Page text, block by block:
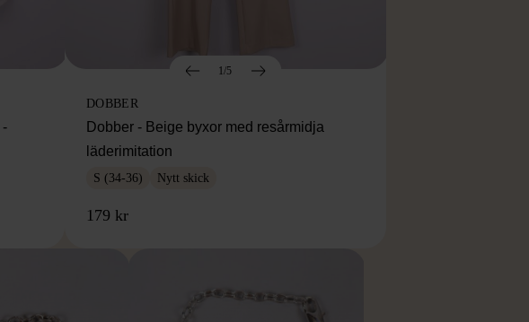
1/5
DOBBER
Dobber - Beige byxor med resårmidja
läderimitation
S (34-36) Nytt skick
179 kr